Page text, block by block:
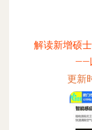
解读新增硕
——
更新